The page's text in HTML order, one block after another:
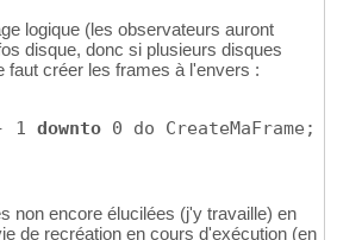
logique (les observateurs auront
disque, donc si plusieurs disques
faut créer les frames à l'envers :
1 downto 0 do CreateMaFrame;
non encore élucilées (j'y travaille) en
de recréation en cours d'exécution (en